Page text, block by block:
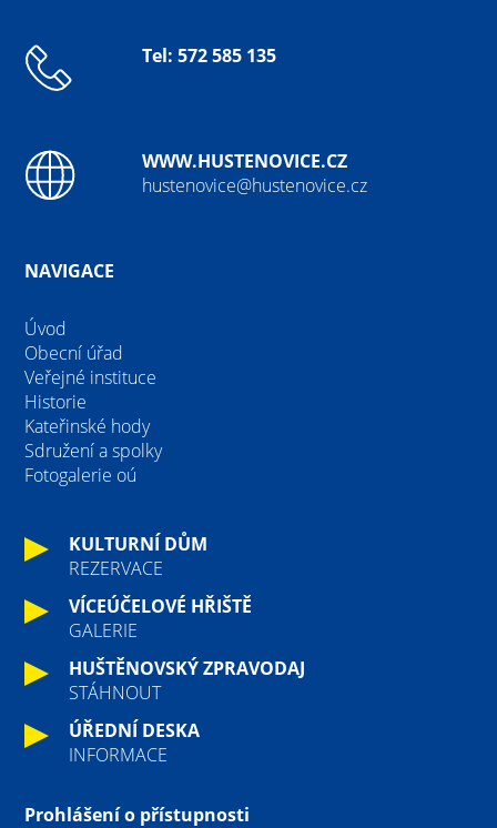
Tel: 572 585 135
WWW.HUSTENOVICE.CZ
hustenovice@hustenovice.cz
NAVIGACE
Úvod
Obecní úřad
Veřejné instituce
Historie
Kateřinské hody
Sdružení a spolky
Fotogalerie oú
KULTURNÍ DŮM
REZERVACE
VÍCEÚČELOVÉ HŘIŠTĚ
GALERIE
HUŠTĚNOVSKÝ ZPRAVODAJ
STÁHNOUT
ÚŘEDNÍ DESKA
INFORMACE
Prohlášení o přístupnosti